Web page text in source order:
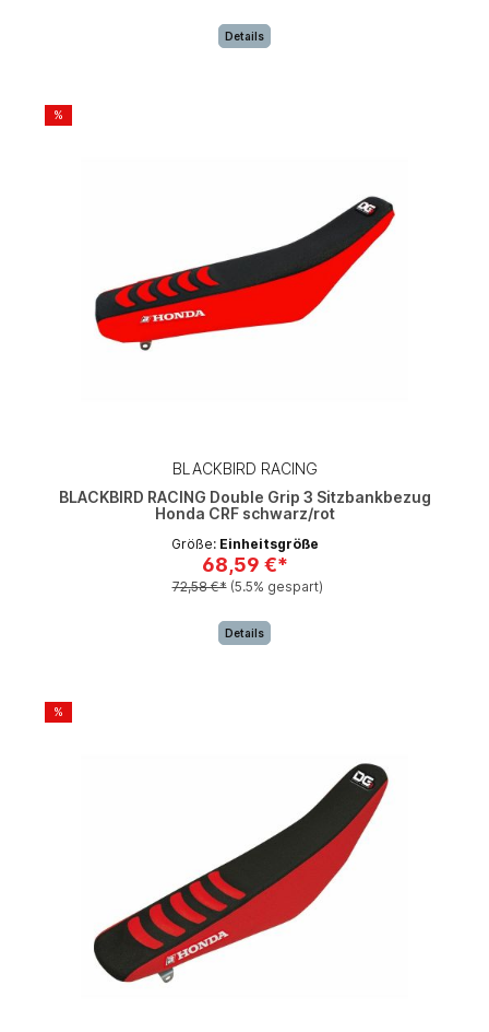
Details
%
BLACKBIRD RACING
BLACKBIRD RACING Double Grip 3 Sitzbankbezug
Honda CRF schwarz/rot
Größe: Einheitsgröße
68,59 €*
72,58 €* (5.5% gespart)
Details
%